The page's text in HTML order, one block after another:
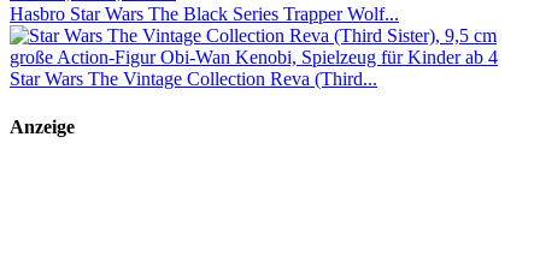
Hasbro Star Wars The Black Series Trapper Wolf...
Star Wars The Vintage Collection Reva (Third...
Anzeige